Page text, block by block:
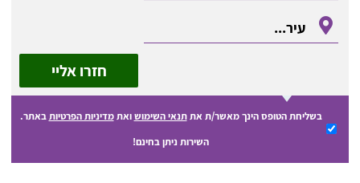
חזרו אליי
בשליחת הטופס הינך מאשר/ת אתתנאי השימושואתמדיניות הפרטיותבאתר.
השירות ניתן בחינם!